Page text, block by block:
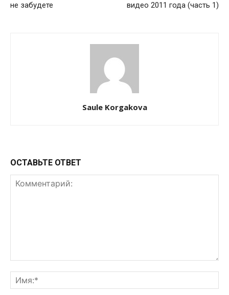
не забудете
видео 2011 года (часть 1)
Saule Korgakova
ОСТАВЬТЕ ОТВЕТ